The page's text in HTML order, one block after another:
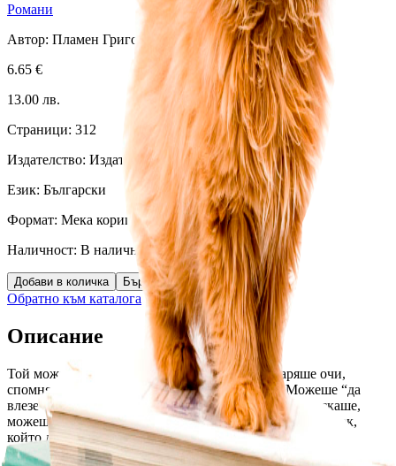
Романи
Автор: Пламен Григоров
6.65 €
13.00 лв.
Страници: 312
Издателство: Издателство Распер
Език: Български
Формат: Мека корица
Наличност: В наличност (20бр.)
Добави в количка Бърза поръчка
Обратно към каталога
Описание
Той можеше да вижда насън като наяве. Затваряше очи,
спомняше си миналото и виждаше бъдещето. Можеше “да
влезе” във всеки човек и да го види целия. Ако поискаше,
можеше да го “изтрие” и да вкара в тялото му друг човек,
който да изпълнява безпрекословно неговите заповеди.
Можеше да подчини всеки човек или животно и да го